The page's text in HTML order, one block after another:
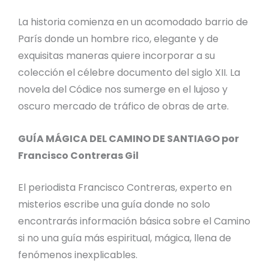
La historia comienza en un acomodado barrio de
París donde un hombre rico, elegante y de
exquisitas maneras quiere incorporar a su
colección el célebre documento del siglo XII. La
novela del Códice nos sumerge en el lujoso y
oscuro mercado de tráfico de obras de arte.
GUÍA MÁGICA DEL CAMINO DE SANTIAGO por
Francisco Contreras Gil
El periodista Francisco Contreras, experto en
misterios escribe una guía donde no solo
encontrarás información básica sobre el Camino
si no una guía más espiritual, mágica, llena de
fenómenos inexplicables.